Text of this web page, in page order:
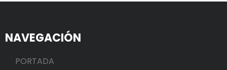
NAVEGACIÓN
PORTADA